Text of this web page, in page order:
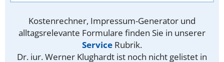
Kostenrechner, Impressum-Generator und
alltagsrelevante Formulare finden Sie in unserer
Service Rubrik.
Dr. iur. Werner Klughardt ist noch nicht gelistet in